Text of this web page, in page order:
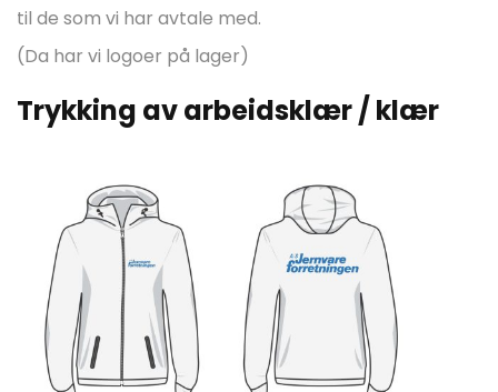
til de som vi har avtale med.
(Da har vi logoer på lager)
Trykking av arbeidsklær / klær